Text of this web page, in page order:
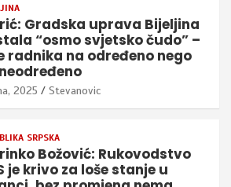
Gradska uprava Bijeljina
“osmo svjetsko čudo” –
radnika na određeno nego
2025 Stevanovic
SRPSKA
Božović: Rukovodstvo
je krivo za loše stanje u